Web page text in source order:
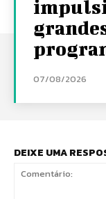
07/08/2026
DEIXE UMA